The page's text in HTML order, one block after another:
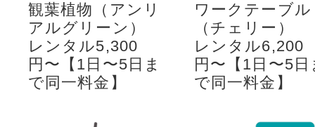
観葉植物（アンリ
アルグリーン）
レンタル5,300
円〜【1日〜5日ま
で同一料金】
ワークテーブル
（チェリー）
レンタル6,200
円〜【1日〜5日
で同一料金】